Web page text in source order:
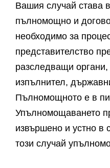
Вашия случай става
пълномощно и
необходимо за
представителство
разследващи
изпълнител,
Пълномощното е в
Упълномощаването
извършено и устно в
този случай